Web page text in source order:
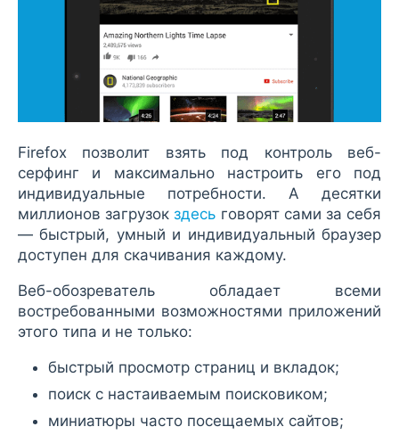
Firefox позволит взять под контроль веб-
серфинг и максимально настроить его под
индивидуальные потребности. А десятки
миллионов загрузок здесь говорят сами за себя
— быстрый, умный и индивидуальный браузер
доступен для скачивания каждому.
Веб-обозреватель обладает всеми
востребованными возможностями приложений
этого типа и не только:
быстрый просмотр страниц и вкладок;
поиск с настаиваемым поисковиком;
миниатюры часто посещаемых сайтов;